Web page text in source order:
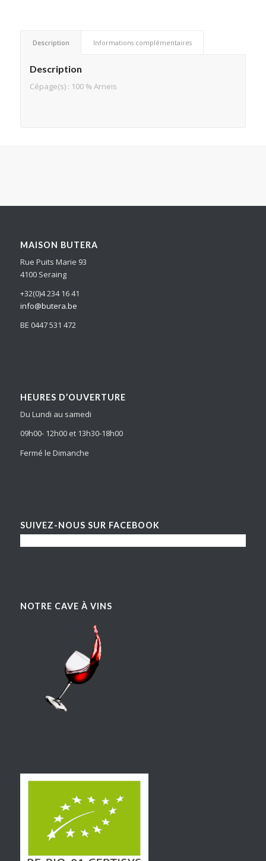
Description Informations complémentaires
Description
Cépage(s) : 100 % Arneis
MAISON BUTERA
Rue Puits Marie 93
4100 Seraing
+32(0)4 234 16 41
info@butera.be
BE 0447 531 472
HEURES D’OUVERTURE
Du Lundi au samedi
09h00- 12h00 et 13h30-18h00
Fermé le Dimanche
SUIVEZ-NOUS SUR FACEBOOK
NOTRE CAVE À VINS